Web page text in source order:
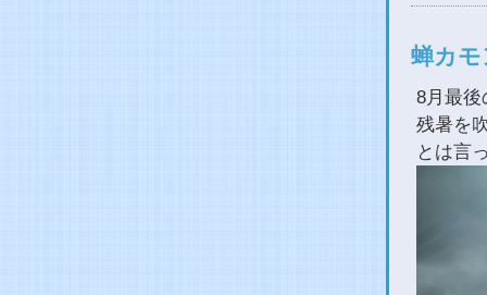
蝉カモ
8月最後
残暑を
とは言